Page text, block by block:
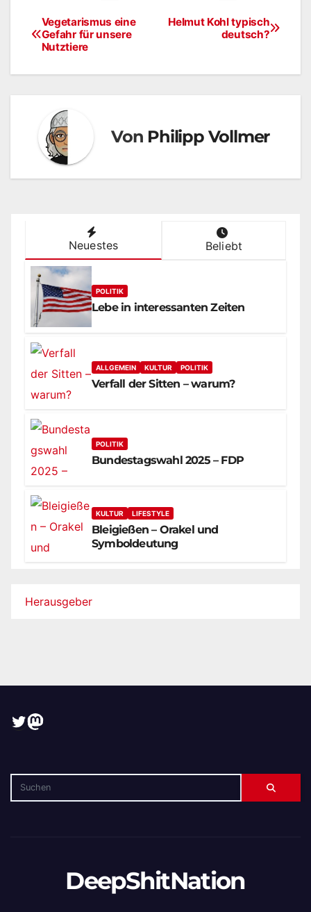
Beitragsnavigation
Helmut Kohl typisch
deutsch?
Vegetarismus eine
Gefahr für unsere
Nutztiere
Von Philipp Vollmer
Neuestes Beliebt
POLITIK
Lebe in interessanten Zeiten
ALLGEMEIN KULTUR POLITIK
Verfall der Sitten – warum?
POLITIK
Bundestagswahl 2025 – FDP
KULTUR LIFESTYLE
Bleigießen – Orakel und
Symboldeutung
Herausgeber
Twitter
Mastodon
DeepShitNation